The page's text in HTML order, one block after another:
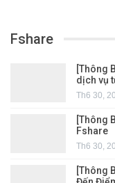
Fshare
[Thông
dịch vụ
Th6 30,
[Thông
Fshare
Th6 30,
[Thông